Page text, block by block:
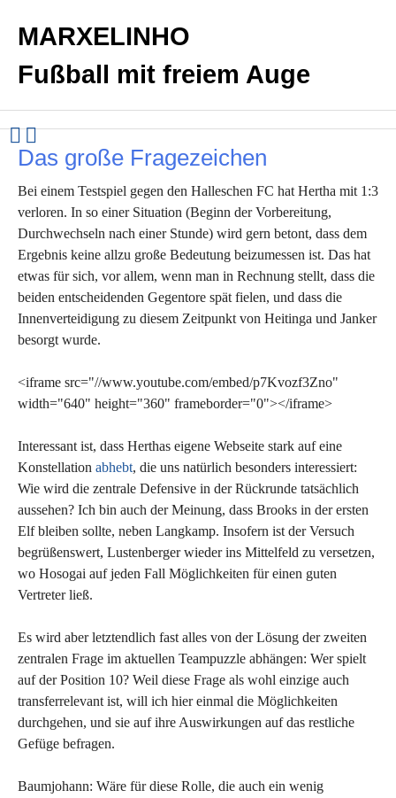
MARXELINHO
Fußball mit freiem Auge
Das große Fragezeichen
Bei einem Testspiel gegen den Halleschen FC hat Hertha mit 1:3
verloren. In so einer Situation (Beginn der Vorbereitung,
Durchwechseln nach einer Stunde) wird gern betont, dass dem
Ergebnis keine allzu große Bedeutung beizumessen ist. Das hat
etwas für sich, vor allem, wenn man in Rechnung stellt, dass die
beiden entscheidenden Gegentore spät fielen, und dass die
Innenverteidigung zu diesem Zeitpunkt von Heitinga und Janker
besorgt wurde.
<iframe src="//www.youtube.com/embed/p7Kvozf3Zno"
width="640" height="360" frameborder="0"></iframe>
Interessant ist, dass Herthas eigene Webseite stark auf eine
Konstellation abhebt, die uns natürlich besonders interessiert:
Wie wird die zentrale Defensive in der Rückrunde tatsächlich
aussehen? Ich bin auch der Meinung, dass Brooks in der ersten
Elf bleiben sollte, neben Langkamp. Insofern ist der Versuch
begrüßenswert, Lustenberger wieder ins Mittelfeld zu versetzen,
wo Hosogai auf jeden Fall Möglichkeiten für einen guten
Vertreter ließ.
Es wird aber letztendlich fast alles von der Lösung der zweiten
zentralen Frage im aktuellen Teampuzzle abhängen: Wer spielt
auf der Position 10? Weil diese Frage als wohl einzige auch
transferrelevant ist, will ich hier einmal die Möglichkeiten
durchgehen, und sie auf ihre Auswirkungen auf das restliche
Gefüge befragen.
Baumjohann: Wäre für diese Rolle, die auch ein wenig